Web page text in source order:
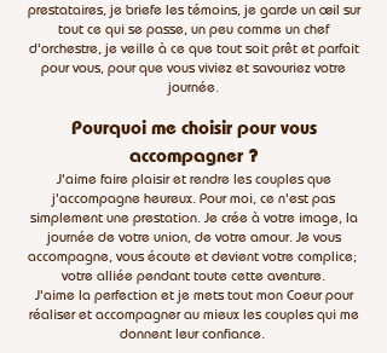
prestataires, je briefe les témoins, je garde un œil sur
tout ce qui se passe, un peu comme un chef
d'orchestre, je veille à ce que tout soit prêt et parfait
pour vous, pour que vous viviez et savouriez votre
journée.
Pourquoi me choisir pour vous
accompagner ?
J'aime faire plaisir et rendre les couples que
j'accompagne heureux. Pour moi, ce n'est pas
simplement une prestation. Je crée à votre image, la
journée de votre union, de votre amour. Je vous
accompagne, vous écoute et devient votre complice;
votre alliée pendant toute cette aventure.
J'aime la perfection et je mets tout mon Coeur pour
réaliser et accompagner au mieux les couples qui me
donnent leur confiance.